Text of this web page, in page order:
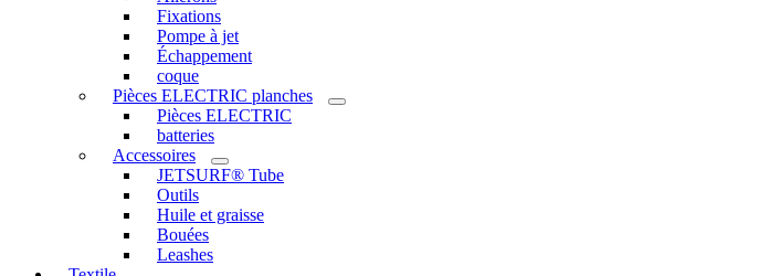
Fixations
Pompe à jet
Échappement
coque
Pièces ELECTRIC planches
Pièces ELECTRIC
batteries
Accessoires
JETSURF® Tube
Outils
Huile et graisse
Bouées
Leashes